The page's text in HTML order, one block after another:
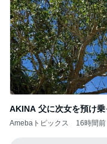
AKINA 父に次女を預け
Amebaトピックス 16時間前